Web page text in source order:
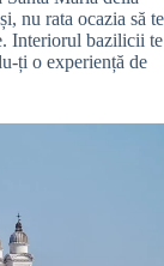
nu rata ocazia să te
Interiorul bazilicii te
ți o experiență de